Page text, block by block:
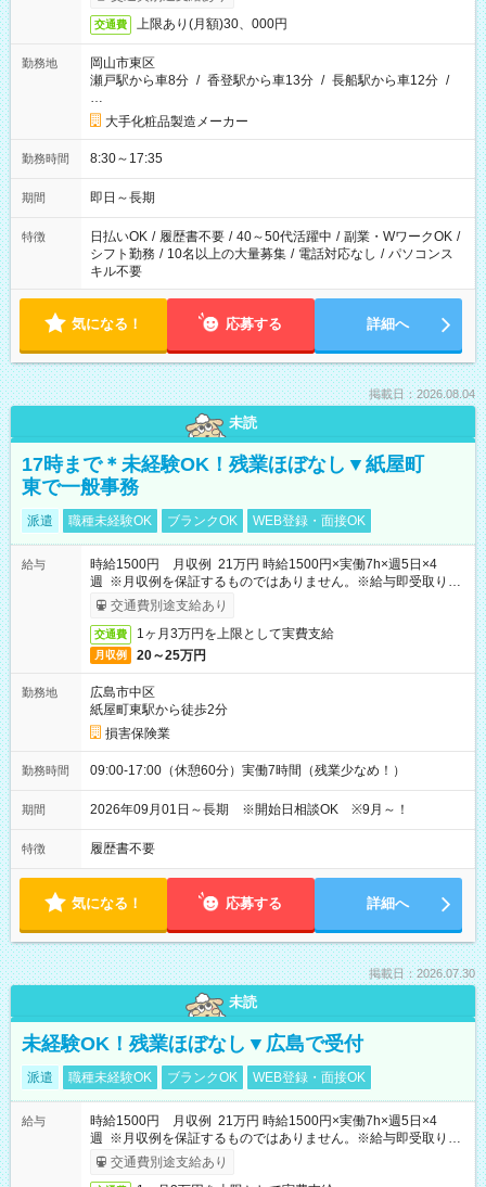
交通費 上限あり(月額)30、000円
勤務地
岡山市東区
瀬戸駅から車8分 / 香登駅から車13分 / 長船駅から車12分 /
…
大手化粧品製造メーカー
勤務時間 8:30～17:35
期間 即日～長期
特徴 日払いOK / 履歴書不要 / 40～50代活躍中 / 副業・WワークOK /
シフト勤務 / 10名以上の大量募集 / 電話対応なし / パソコンス
キル不要
気になる！ 応募する 詳細へ
掲載日：2026.08.04
未読
17時まで＊未経験OK！残業ほぼなし▼紙屋町
東で一般事務
派遣 職種未経験OK ブランクOK WEB登録・面接OK
給与
時給1500円 月収例 21万円 時給1500円×実働7h×週5日×4
週 ※月収例を保証するものではありません。※給与即受取りサ
ービス利用可（利用条件有）
交通費別途支給あり
交通費 1ヶ月3万円を上限として実費支給
月収例 20～25万円
勤務地
広島市中区
紙屋町東駅から徒歩2分
損害保険業
勤務時間 09:00-17:00（休憩60分）実働7時間（残業少なめ！）
期間 2026年09月01日～長期 ※開始日相談OK ※9月～！
特徴 履歴書不要
気になる！ 応募する 詳細へ
掲載日：2026.07.30
未読
未経験OK！残業ほぼなし▼広島で受付
派遣 職種未経験OK ブランクOK WEB登録・面接OK
給与
時給1500円 月収例 21万円 時給1500円×実働7h×週5日×4
週 ※月収例を保証するものではありません。※給与即受取りサ
ービス利用可（利用条件有）
交通費別途支給あり